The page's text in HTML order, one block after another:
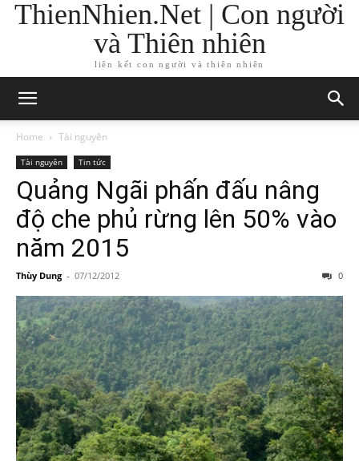
ThienNhien.Net | Con người
và Thiên nhiên
liên kết con người và thiên nhiên
Home Tài nguyên
Tài nguyên Tin tức
Quảng Ngãi phấn đấu nâng
độ che phủ rừng lên 50% vào
năm 2015
Thùy Dung - 07/12/2012 0